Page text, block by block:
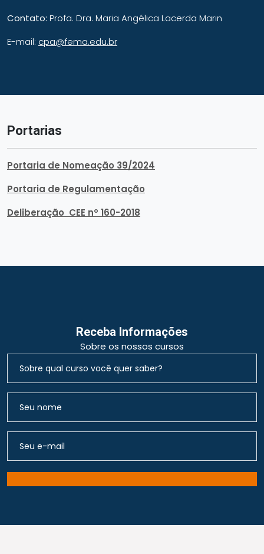
Contato: Profa. Dra. Maria Angélica Lacerda Marin
E-mail: cpa@fema.edu.br
Portarias
Portaria de Nomeação 39/2024
Portaria de Regulamentação
Deliberação CEE nº 160-2018
Receba Informações
Sobre os nossos cursos